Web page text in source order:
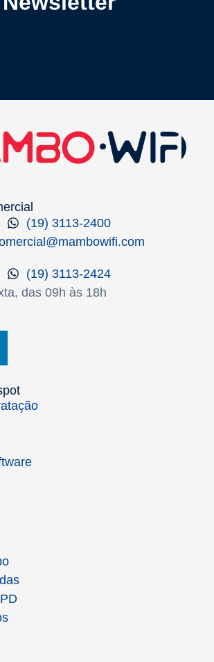
(19) 3113-2400
(19) 3113-2424
das 09h às 18h